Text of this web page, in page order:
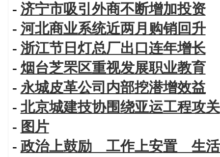
- 济宁市吸引外商不断增加投资
- 河北商业系统近两月购销回升
- 浙江节日灯总厂出口连年增长
- 烟台芝罘区重视发展职业教育
- 永城皮革公司内部挖潜增效益
- 北京城建技协围绕亚运工程攻关
- 图片
- 政治上鼓励 工作上安置 生活